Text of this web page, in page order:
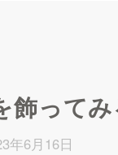
飾って
年6月16日